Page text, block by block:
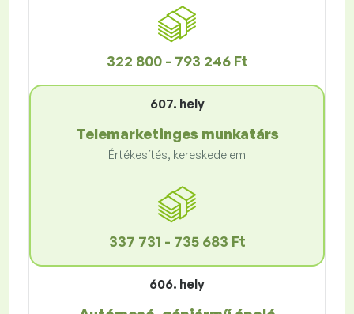
322 800 - 793 246 Ft
607. hely
Telemarketinges munkatárs
Értékesítés, kereskedelem
337 731 - 735 683 Ft
606. hely